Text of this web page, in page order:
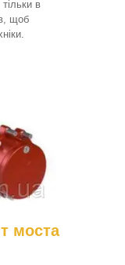
в
щоб
моста